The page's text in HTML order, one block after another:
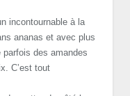
incontournable à la
ananas et avec plus
parfois des amandes
C’est tout